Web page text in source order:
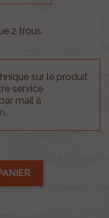
2 trous.
sur le produit
service
mail à
.